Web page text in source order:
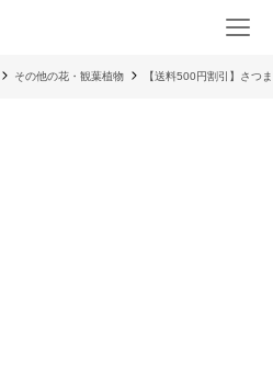
その他の花・観葉植物 【送料500円割引】さつ